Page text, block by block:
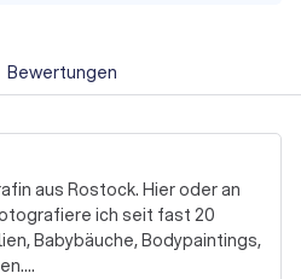
Bewertungen
aus Rostock. Hier oder an
ich seit fast 20
Babybäuche, Bodypaintings,